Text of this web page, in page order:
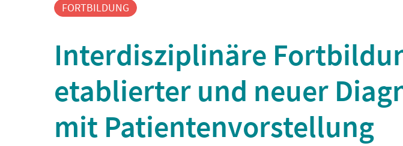
FORTBILDUNG
Interdisziplinäre
etablierter und neuer
mit Patientenvorstellung